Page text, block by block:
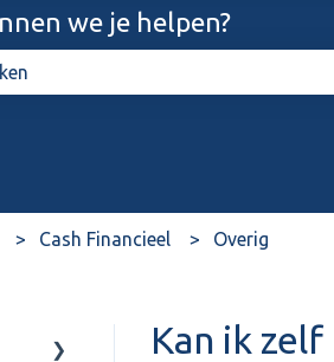
we je helpen?
Cash Financieel Overig
Kan ik